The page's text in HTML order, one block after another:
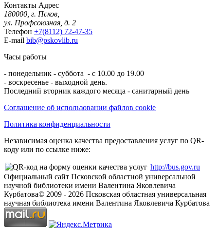
Контакты Адрес
180000, г. Псков,
ул. Профсоюзная, д. 2
Телефон +7(8112) 72-47-35
E-mail bib@pskovlib.ru
Часы работы
- понедельник - суббота - с 10.00 до 19.00
- воскресенье - выходной день.
Последний вторник каждого месяца - санитарный день
Соглашение об использовании файлов cookie
Политика конфиденциальности
Независимая оценка качества предоставления услуг по QR-
коду или по ссылке ниже:
http://bus.gov.ru
Официальный сайт Псковской областной универсальной
научной библиотеки имени Валентина Яковлевича
Курбатова© 2009 - 2026 Псковская областная универсальная
научная библиотека имени Валентина Яковлевича Курбатова